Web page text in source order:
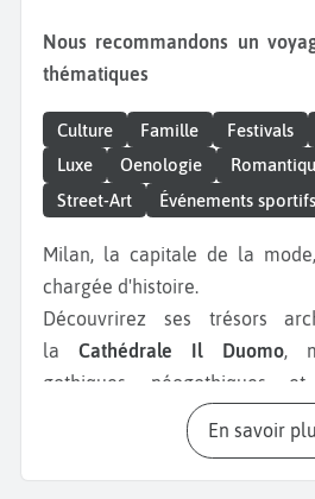
Nous recommandons un voyage à Milan pour ces
thématiques
Culture Famille Festivals
Luxe
Oenologie
Street-Art
Événements sportifs
Milan, la capitale de la mode, est aussi une ville
chargée d'histoire.
Découvrirez ses trésors
la Cathédrale Il Duomo,
gothiques, néogothiques
sommet de laquelle vous
Eglise San-Lorenzo
l'époque romaine, est
En savoir